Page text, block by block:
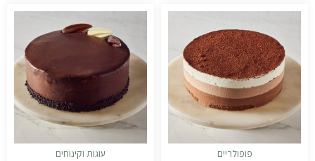
פופולריים
טווח
עד
למוצר
יש
מספר
סוגים.
ניתן
לבחור
את
האפשרויות
עוגות וקינוחים
טווח
עד
למוצר
יש
מספר
סוגים.
ניתן
לבחור
את